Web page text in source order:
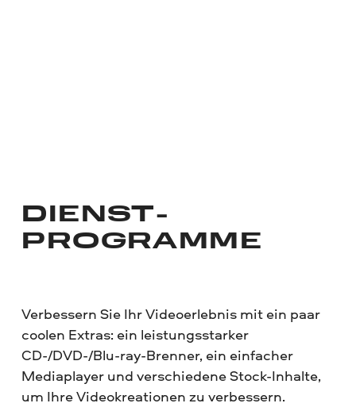
DIENST­
PROGRAMME
Verbessern Sie Ihr Videoerlebnis mit ein paar
coolen Extras: ein leistungsstarker
CD-/DVD-/Blu-ray-Brenner, ein einfacher
Mediaplayer und verschiedene Stock-Inhalte,
um Ihre Videokreationen zu verbessern.